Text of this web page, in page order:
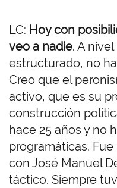
LC: Hoy con
veo a nadie. A
estructurado, no
Creo que el
activo, que es su
construcción
hace 25 años y no
programáticas.
con José Manuel
táctico. Siempre